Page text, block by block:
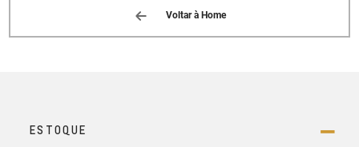
Voltar à Home